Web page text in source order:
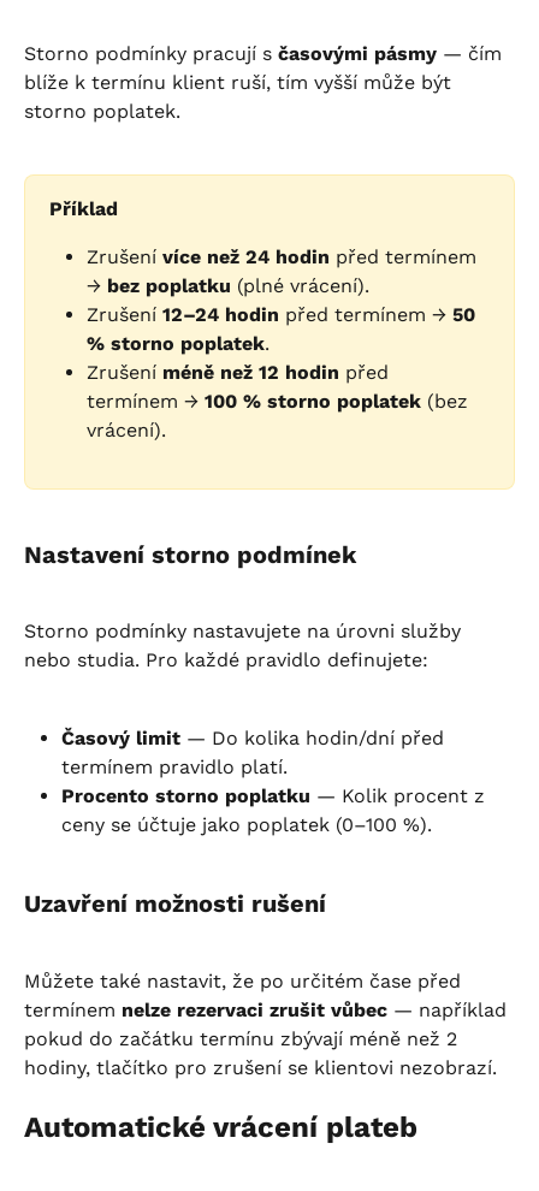
Storno podmínky pracují s časovými pásmy — čím
blíže k termínu klient ruší, tím vyšší může být
storno poplatek.
Příklad
Zrušení více než 24 hodin před termínem
→ bez poplatku (plné vrácení).
Zrušení 12–24 hodin před termínem → 50
% storno poplatek.
Zrušení méně než 12 hodin před
termínem → 100 % storno poplatek (bez
vrácení).
Nastavení storno podmínek
Storno podmínky nastavujete na úrovni služby
nebo studia. Pro každé pravidlo definujete:
Časový limit — Do kolika hodin/dní před
termínem pravidlo platí.
Procento storno poplatku — Kolik procent z
ceny se účtuje jako poplatek (0–100 %).
Uzavření možnosti rušení
Můžete také nastavit, že po určitém čase před
termínem nelze rezervaci zrušit vůbec — například
pokud do začátku termínu zbývají méně než 2
hodiny, tlačítko pro zrušení se klientovi nezobrazí.
Automatické vrácení plateb